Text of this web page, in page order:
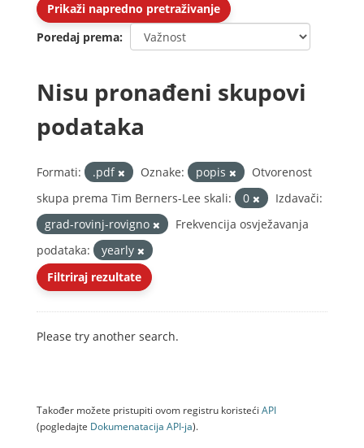
Prikaži napredno pretraživanje
Poredaj prema
Nisu pronađeni skupovi
podataka
Formati: .pdf Oznake: popis
Otvorenost
skupa prema Tim Berners-Lee skali:
0
Izdavači:
grad-rovinj-rovigno
Frekvencija osvježavanja
podataka:
yearly
Filtriraj rezultate
Please try another search.
Također možete pristupiti ovom registru koristeći API
(pogledajte Dokumenаtаcijа API-jа).